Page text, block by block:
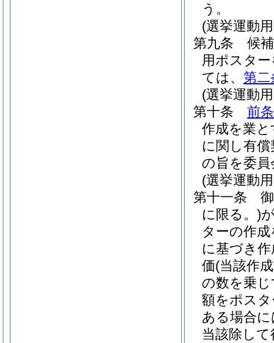
う。
(選挙運動
第九条
候
用ポスタ
ては、 第二
(選挙運動
第十条
前条
作成を業
に関し有
の旨を委
(選挙運動
第十一条
に限る。)
ターの作
に基づき
価(当該作
の数を乗
額をポス
ある場合
当該除し